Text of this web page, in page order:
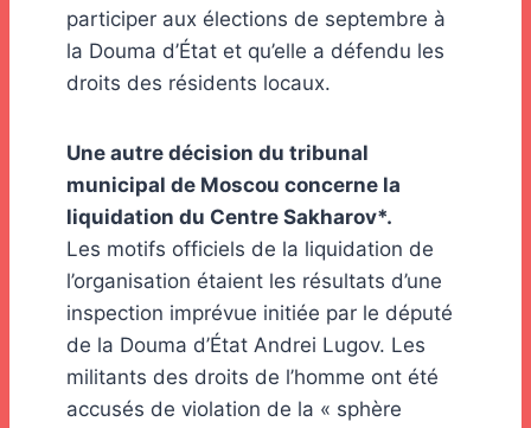
participer aux élections de septembre à
la Douma d’État et qu’elle a défendu les
droits des résidents locaux.
Une autre décision du tribunal
municipal de Moscou concerne la
liquidation du Centre Sakharov*.
Les motifs officiels de la liquidation de
l’organisation étaient les résultats d’une
inspection imprévue initiée par le député
de la Douma d’État Andrei Lugov. Les
militants des droits de l’homme ont été
accusés de violation de la « sphère